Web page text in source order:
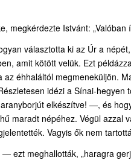
megkérdezte Istvánt: „Valóban
választotta ki az Úr a
amit kötött velük. Ezt
éhhaláltól megmeneküljön.
idézi a Sínai-hegyen
elkészítve! —, és
maradt népéhez. Végül azzal
Vagyis ők nem
ezt meghallották, „haragra